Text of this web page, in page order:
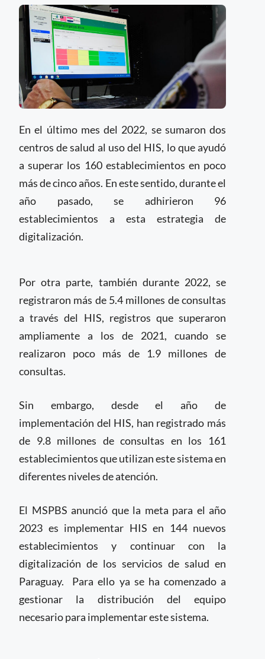
En el último mes del 2022, se sumaron dos
centros de salud al uso del HIS, lo que ayudó
a superar los 160 establecimientos en poco
más de cinco años. En este sentido, durante el
año pasado, se adhirieron 96
establecimientos a esta estrategia de
digitalización.
Por otra parte, también durante 2022, se
registraron más de 5.4 millones de consultas
a través del HIS, registros que superaron
ampliamente a los de 2021, cuando se
realizaron poco más de 1.9 millones de
consultas.
Sin embargo, desde el año de
implementación del HIS, han registrado más
de 9.8 millones de consultas en los 161
establecimientos que utilizan este sistema en
diferentes niveles de atención.
El MSPBS anunció que la meta para el año
2023 es implementar HIS en 144 nuevos
establecimientos y continuar con la
digitalización de los servicios de salud en
Paraguay. Para ello ya se ha comenzado a
gestionar la distribución del equipo
necesario para implementar este sistema.